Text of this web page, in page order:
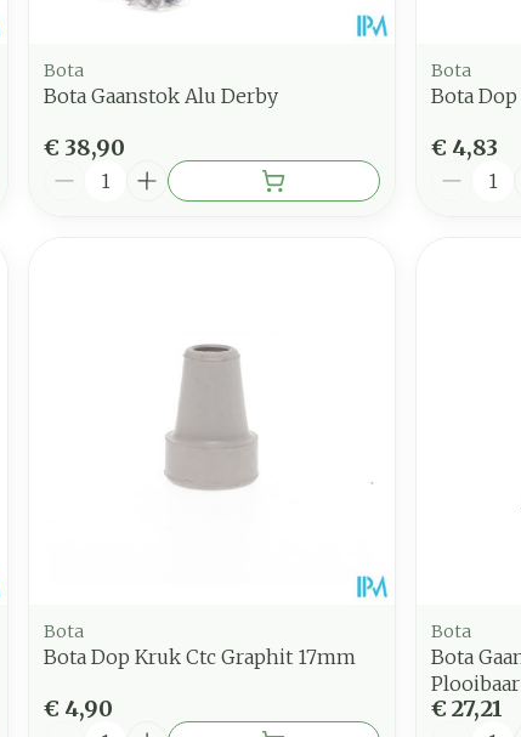
Bota
Bota Gaanstok Alu Derby
€ 38,90
Aantal
Bota
Bota
€ 4,83
Aantal
Bota
Bota Dop Kruk Ctc Graphit 17mm
€ 4,90
Aantal
Bota
Bota
€ 27,21
Aantal